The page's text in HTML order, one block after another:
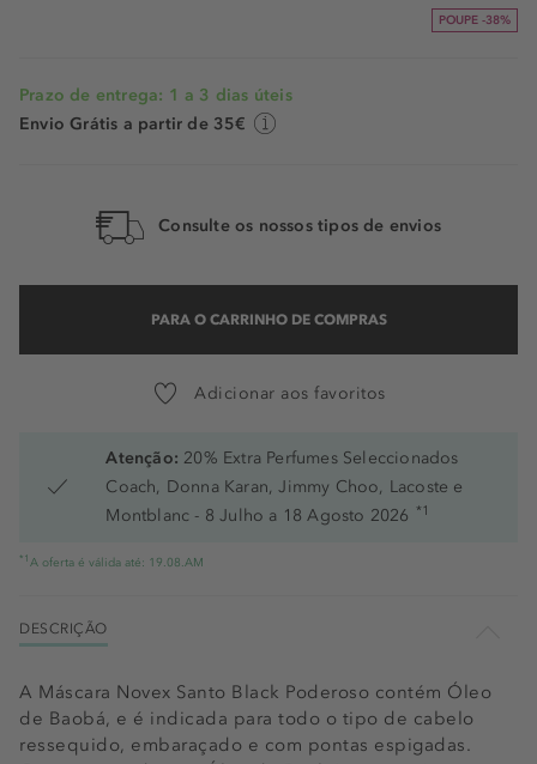
POUPE -38%
Prazo de entrega: 1 a 3 dias úteis
Envio Grátis a partir de 35€
Consulte os nossos tipos de envios
PARA O CARRINHO DE COMPRAS
Adicionar aos favoritos
Atenção: 20% Extra Perfumes Seleccionados
Coach, Donna Karan, Jimmy Choo, Lacoste e
Montblanc - 8 Julho a 18 Agosto 2026 *1
*1 A oferta é válida até: 19.08.AM
DESCRIÇÃO
A Máscara Novex Santo Black Poderoso contém Óleo
de Baobá, e é indicada para todo o tipo de cabelo
ressequido, embaraçado e com pontas espigadas.